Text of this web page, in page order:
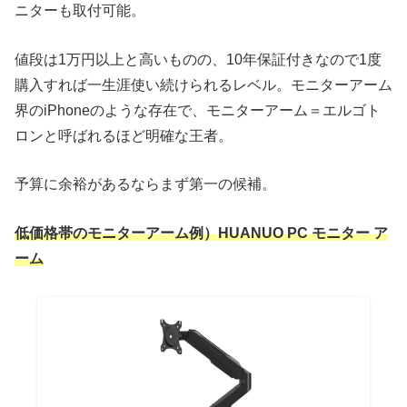
ニターも取付可能。
値段は1万円以上と高いものの、10年保証付きなので1度
購入すれば一生涯使い続けられるレベル。モニターアーム
界のiPhoneのような存在で、モニターアーム＝エルゴト
ロンと呼ばれるほど明確な王者。
予算に余裕があるならまず第一の候補。
低価格帯のモニターアーム例）HUANUO PC モニター ア
ーム